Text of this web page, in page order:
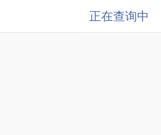
正在查询中